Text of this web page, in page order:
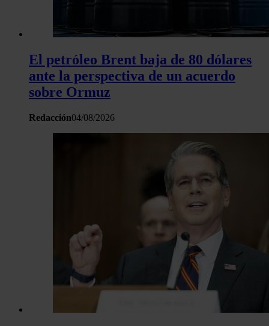
haya proporcionado o que hayan recopilado a partir del uso
El petróleo Brent baja de 80 dólares
ante la perspectiva de un acuerdo
sobre Ormuz
Redacción04/08/2026